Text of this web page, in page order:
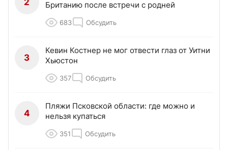
2
Британию после встречи с родней
683 Обсудить
3
Кевин Костнер не мог отвести глаз от Уитни
Хьюстон
357 Обсудить
4
Пляжи Псковской области: где можно и
нельзя купаться
351 Обсудить